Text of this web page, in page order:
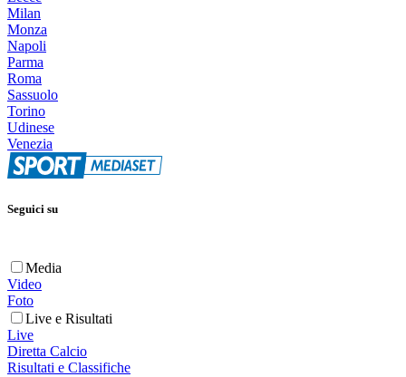
Milan
Monza
Napoli
Parma
Roma
Sassuolo
Torino
Udinese
Venezia
Seguici su
Media
Video
Foto
Live e Risultati
Live
Diretta Calcio
Risultati e Classifiche